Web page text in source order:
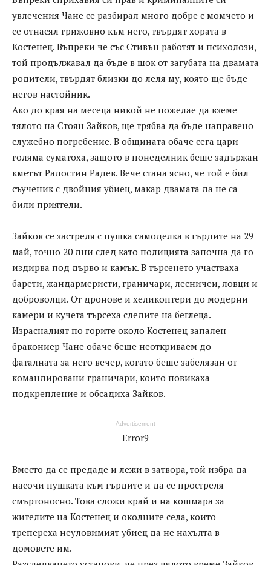
увлечения Чане се разбирал много добре с момчето и
се отнасял грижовно към него, твърдят хората в
Костенец. Въпреки че със Стивън работят и психолози,
той продължавал да бъде в шок от загубата на двамата
родители, твърдят близки до леля му, която ще бъде
негов настойник.
Ако до края на месеца никой не пожелае да вземе
тялото на Стоян Зайков, ще трябва да бъде направено
служебно погребение. В общината обаче сега цари
голяма суматоха, защото в понеделник беше задържан
кметът Радостин Радев. Вече стана ясно, че той е бил
съученик с двойния убиец, макар двамата да не са
били приятели.
Зайков се застреля с пушка самоделка в гърдите на 29
май, точно 20 дни след като полицията започна да го
издирва под дърво и камък. В търсенето участваха
барети, жандармеристи, граничари, лесничеи, ловци и
доброволци. От дронове и хеликоптери до модерни
камери и кучета търсеха следите на беглеца.
Израсналият по горите около Костенец запален
бракониер Чане обаче беше неоткриваем до
фаталната за него вечер, когато беше забелязан от
командировани граничари, които повикаха
подкрепление и обсадиха Зайков.
- Advertisement -
Error9
Вместо да се предаде и лежи в затвора, той избра да
насочи пушката към гърдите и да се простреля
смъртоносно. Това сложи край и на кошмара за
жителите на Костенец и околните села, които
трепереха неуловимият убиец да не нахълта в
домовете им.